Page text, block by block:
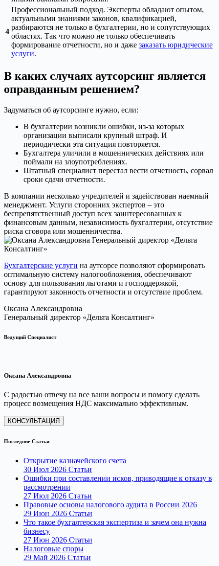
4
Профессиональный подход. Эксперты обладают опытом,
актуальными знаниями законов, квалификацией,
разбираются не только в бухгалтерии, но и сопутствующих
областях. Так что можно не только обеспечивать
формирование отчетности, но и даже заказать юридические
услуги.
В каких случаях аутсорсинг является
оправданным решением?
Задуматься об аутсорсинге нужно, если:
В бухгалтерии возникли ошибки, из-за которых
организации выписали крупный штраф. И
периодически эта ситуация повторяется.
Бухгалтера уличили в мошеннических действиях или
поймали на злоупотреблениях.
Штатный специалист перестал вести отчетность, сорвал
сроки сдачи отчетности.
В компании несколько учредителей и задействован наемный
менеджмент. Услуги сторонних экспертов – это
беспрепятственный доступ всех заинтересованных к
финансовым данным, независимость бухгалтерии, отсутствие
риска сговора или мошенничества.
Бухгалтерские услуги на аутсорсе позволяют сформировать
оптимальную систему налогообложения, обеспечивают
основу для пользования льготами и господдержкой,
гарантируют законность отчетности и отсутствие проблем.
Оксана Александровна
Генеральный директор «Дельта Консалтинг»
Ведущий Специалист
Оксана Александровна
С радостью отвечу на все ваши вопросы и помогу сделать
процесс возмещения НДС максимально эффективным.
КОНСУЛЬТАЦИЯ
Последние Статьи
Открытие казначейского счета
30 Июл 2026 Статьи
Ошибки при составлении исков, приводящие к отказу в
рассмотрении
27 Июл 2026 Статьи
Правовые основы налогового аудита в России 2026
29 Июн 2026 Статьи
Что такое бухгалтерская экспертиза и зачем она нужна
бизнесу
27 Июн 2026 Статьи
Налоговые споры
29 Май 2026 Статьи